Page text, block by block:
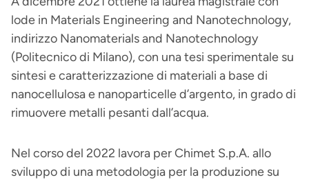
lode in Materials Engineering and Nanotechnology,
indirizzo Nanomaterials and Nanotechnology
(Politecnico di Milano), con una tesi sperimentale su
sintesi e caratterizzazione di materiali a base di
nanocellulosa e nanoparticelle d’argento, in grado di
rimuovere metalli pesanti dall’acqua.
Nel corso del 2022 lavora per Chimet S.p.A. allo
sviluppo di una metodologia per la produzione su